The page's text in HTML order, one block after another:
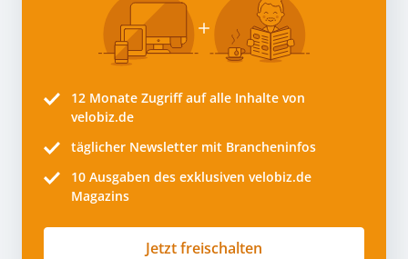
12 Monate Zugriff auf alle Inhalte von
velobiz.de
täglicher Newsletter mit Brancheninfos
10 Ausgaben des exklusiven velobiz.de
Magazins
Jetzt freischalten